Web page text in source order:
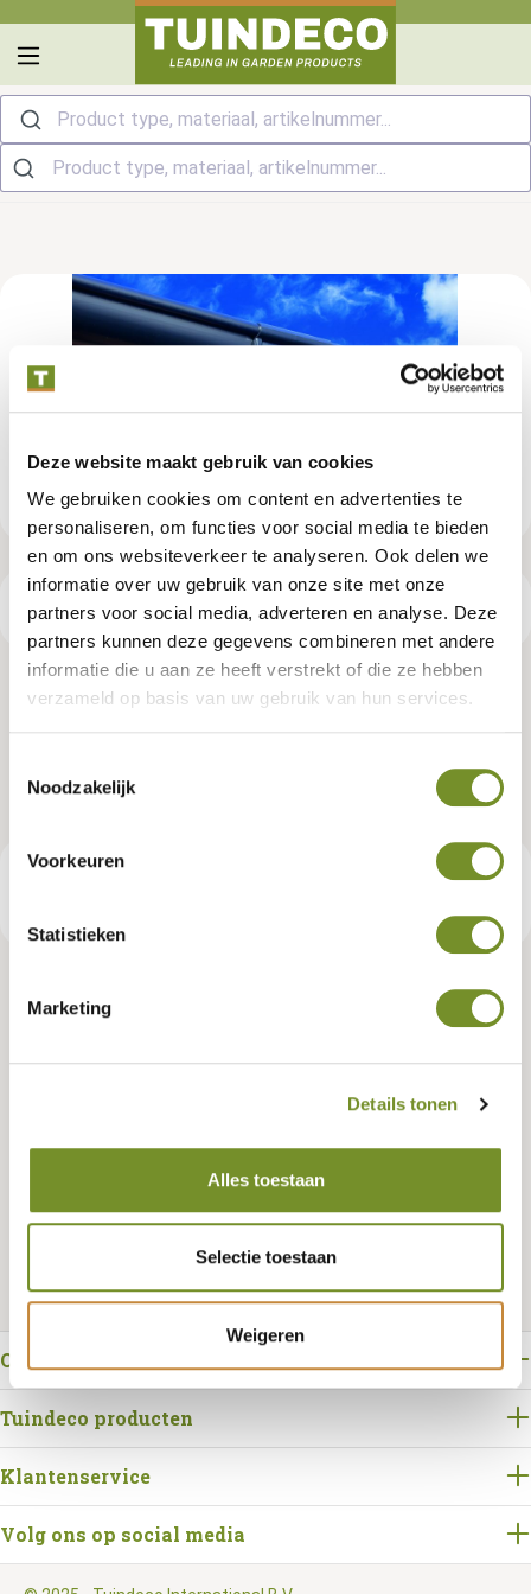
Deze website maakt gebruik van cookies
We gebruiken cookies om content en advertenties te
personaliseren, om functies voor social media te bieden
en om ons websiteverkeer te analyseren. Ook delen we
informatie over uw gebruik van onze site met onze
partners voor social media, adverteren en analyse. Deze
partners kunnen deze gegevens combineren met andere
informatie die u aan ze heeft verstrekt of die ze hebben
verzameld op basis van uw gebruik van hun services.
Noodzakelijk
Voorkeuren
Statistieken
Marketing
Details tonen
Alles toestaan
Selectie toestaan
Weigeren
Product type, materiaal, artikelnummer...
Productspecificaties
Dakgootset, kunststof, 100 mm,
Artikelnummer:
Tuindeco dealer? Log in voor je eigen prijzen.
Bestellen
Over Tuindeco
Tuindeco producten
Klantenservice
Volg ons op social media